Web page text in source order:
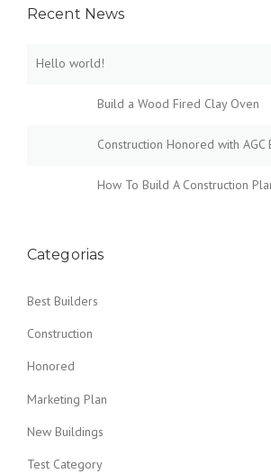
Recent News
Hello world!
Build a Wood Fired Clay Oven
Construction Honored with AGC
How To Build A Construction
Categorias
Best Builders
Construction
Honored
Marketing Plan
New Buildings
Test Category